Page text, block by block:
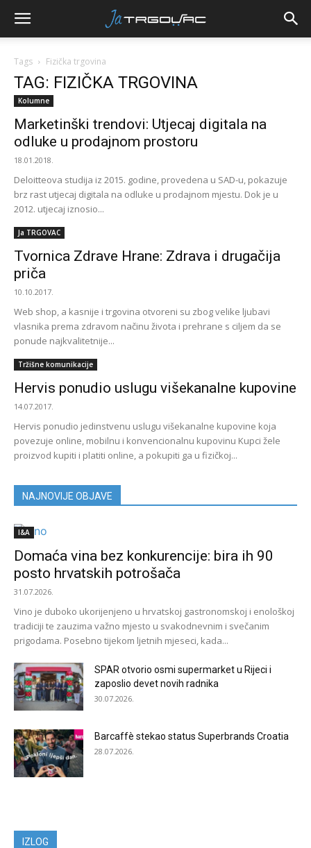
Tags Fizička trgovina
TAG: FIZIČKA TRGOVINA
Kolumne
Marketinški trendovi: Utjecaj digitala na
odluke u prodajnom prostoru
18.01.2018.
Deloitteova studija iz 2015. godine, provedena u SAD-u, pokazuje
brz rast utjecaj digitala na odluke u prodajnom mjestu. Dok je u
2012. utjecaj iznosio...
Ja TRGOVAC
Tvornica Zdrave Hrane: Zdrava i drugačija
priča
10.10.2017.
Web shop, a kasnije i trgovina otvoreni su zbog velike ljubavi
vlasnika prema zdravom načinu života i prehrane s ciljem da se
ponude najkvalitetnije...
Tržišne komunikacije
Hervis ponudio uslugu višekanalne kupovine
14.07.2017.
Hervis ponudio jedinstvenu uslugu višekanalne kupovine koja
povezuje online, mobilnu i konvencionalnu kupovinu Kupci žele
proizvod kupiti i platiti online, a pokupiti ga u fizičkoj...
NAJNOVIJE OBJAVE
I&A
Domaća vina bez konkurencije: bira ih 90
posto hrvatskih potrošača
31.07.2026.
Vino je duboko ukorijenjeno u hrvatskoj gastronomskoj i enološkoj
tradiciji te zauzima važno mjesto u svakodnevnim i svečanim
prigodama. Posebno tijekom ljetnih mjeseci, kada...
SPAR otvorio osmi supermarket u Rijeci i
zaposlio devet novih radnika
30.07.2026.
Barcaffè stekao status Superbrands Croatia
28.07.2026.
IZLOG